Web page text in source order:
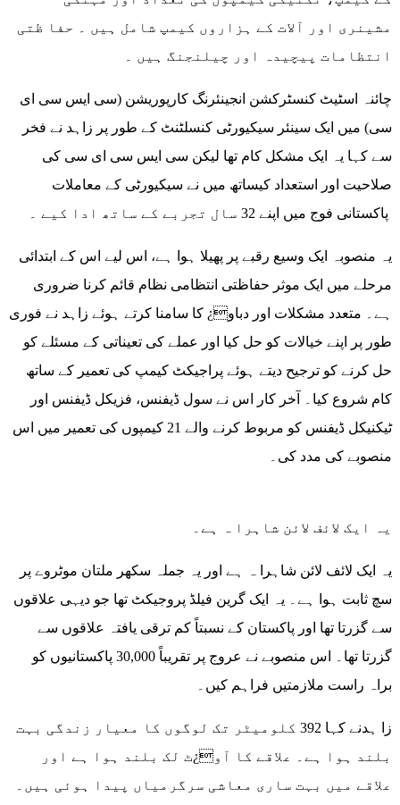
مشینری اور آلات کے ہزاروں کیمپ شامل ہیں ۔ حفا ظتی
انتظامات پیچیدہ اور چیلنجنگ ہیں ۔
چائنہ اسٹیٹ کنسٹرکشن انجینئرنگ کارپوریشن (سی ایس سی ای
سی) میں ایک سینئر سیکیورٹی کنسلٹنٹ کے طور پر زاہد نے فخر
سے کہا یہ ایک مشکل کام تھا لیکن سی ایس سی ای سی کی
صلاحیت اور استعداد کیساتھ میں نے سیکیورٹی کے معاملات
یہ منصوبہ ایک وسیع رقبے پر پھیلا ہوا ہے، اس لیے اس کے ابتدائی
مرحلے میں ایک موثر حفاظتی انتظامی نظام قائم کرنا ضروری
ہے۔ متعدد مشکلات اور دباو¿ کا سامنا کرتے ہوئے زاہد نے فوری
طور پر اپنے خیالات کو حل کیا اور عملے کی تعیناتی کے مسئلے کو
حل کرنے کو ترجیح دیتے ہوئے پراجیکٹ کیمپ کی تعمیر کے ساتھ
کام شروع کیا۔ آخر کار اس نے سول ڈیفنس، فزیکل ڈیفنس اور
ٹیکنیکل ڈیفنس کو مربوط کرنے والے 21 کیمپوں کی تعمیر میں اس
منصوبے کی مدد کی۔
یہ ایک لائف لائن شاہرا ہ ہے۔
سچ ثابت ہوا ہے۔ یہ ایک گرین فیلڈ پروجیکٹ تھا جو دیہی علاقوں
سے گزرتا تھا اور پاکستان کے نسبتاً کم ترقی یافتہ علاقوں سے
گزرتا تھا۔ اس منصوبے نے عروج پر تقریباً 30,000 پاکستانیوں کو
براہ راست ملازمتیں فراہم کیں۔
زا ہدنے کہا 392 کلومیٹر تک لوگوں کا معیار زندگی بہت
بلند ہوا ہے۔ علاقے کا آو¿ٹ لک بلند ہوا ہے اور
علاقے میں بہت ساری معاشی سرگرمیاں پیدا ہوئی ہیں۔